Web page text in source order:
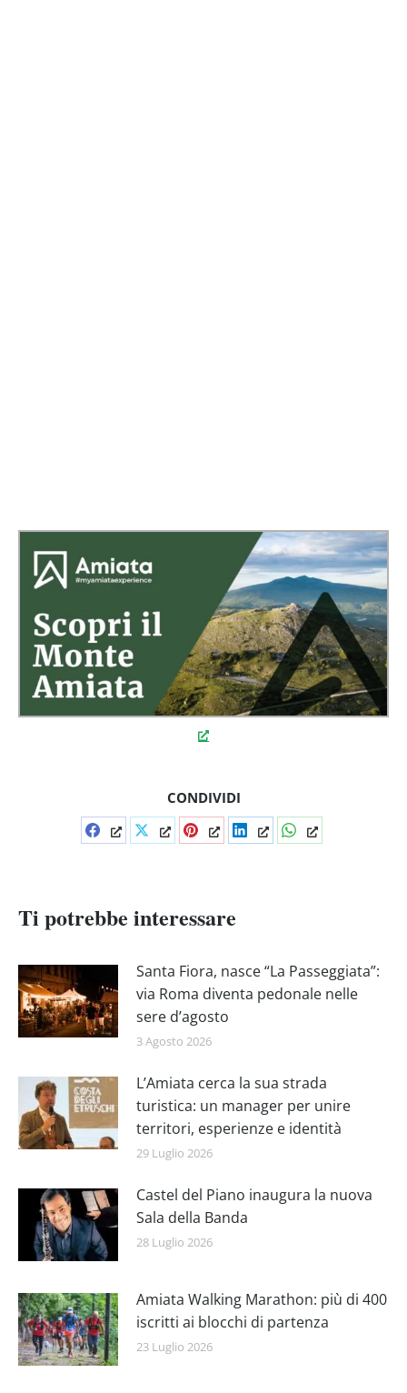
CONDIVIDI
CondividiCondividiCondividiCondividiCondividi
Ti potrebbe interessare
Santa Fiora, nasce “La Passeggiata”:
via Roma diventa pedonale nelle
sere d’agosto
3 Agosto 2026
L’Amiata cerca la sua strada
turistica: un manager per unire
territori, esperienze e identità
29 Luglio 2026
Castel del Piano inaugura la nuova
Sala della Banda
28 Luglio 2026
Amiata Walking Marathon: più di 400
iscritti ai blocchi di partenza
23 Luglio 2026